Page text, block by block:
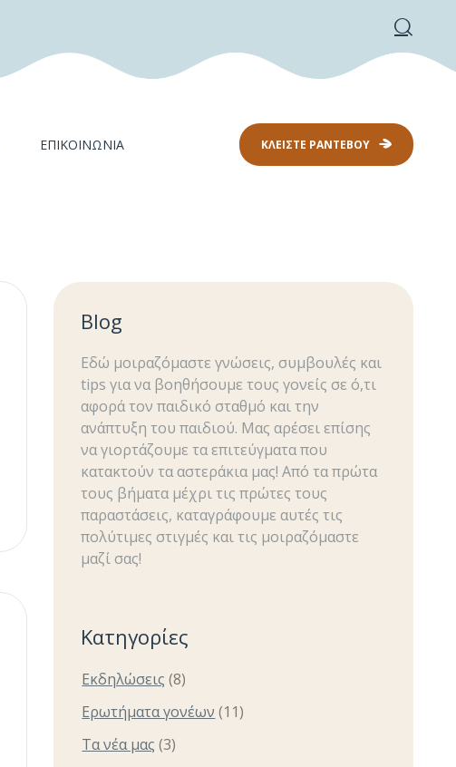
ΕΠΙΚΟΙΝΩΝΊΑ ΚΛΕΊΣΤΕ ΡΑΝΤΕΒΟΎ
Blog
Εδώ μοιραζόμαστε γνώσεις, συμβουλές και
tips για να βοηθήσουμε τους γονείς σε ό,τι
αφορά τον παιδικό σταθμό και την
ανάπτυξη του παιδιού. Μας αρέσει επίσης
να γιορτάζουμε τα επιτεύγματα που
κατακτούν τα αστεράκια μας! Από τα πρώτα
τους βήματα μέχρι τις πρώτες τους
παραστάσεις, καταγράφουμε αυτές τις
πολύτιμες στιγμές και τις μοιραζόμαστε
μαζί σας!
Κατηγορίες
Εκδηλώσεις (8)
Ερωτήματα γονέων (11)
Τα νέα μας (3)